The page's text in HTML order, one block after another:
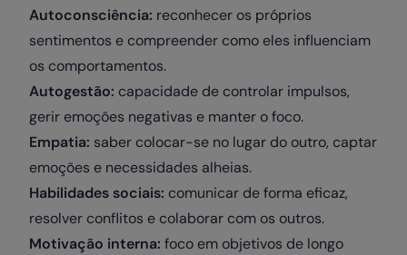
Autoconsciência: reconhecer os próprios
sentimentos e compreender como eles influenciam
os comportamentos.
Autogestão: capacidade de controlar impulsos,
gerir emoções negativas e manter o foco.
Empatia: saber colocar-se no lugar do outro, captar
emoções e necessidades alheias.
Habilidades sociais: comunicar de forma eficaz,
resolver conflitos e colaborar com os outros.
Motivação interna: foco em objetivos de longo